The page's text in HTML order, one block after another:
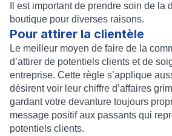
Il est important de prendre soin de la
boutique pour diverses raisons.
Pour attirer la clientèle
Le meilleur moyen de faire de la
d’attirer de potentiels clients et de
entreprise. Cette règle s’applique
désirent voir leur chiffre d’affaires
gardant votre devanture toujours
message positif aux passants qui
potentiels clients.